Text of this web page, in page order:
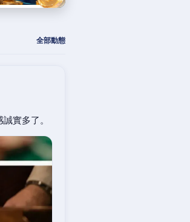
全部動態
實多了。